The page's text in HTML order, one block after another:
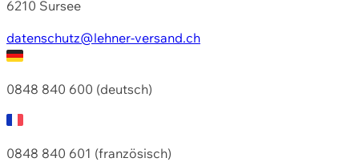
6210 Sursee
datenschutz@lehner-versand.ch
0848 840 600 (deutsch)
0848 840 601 (französisch)